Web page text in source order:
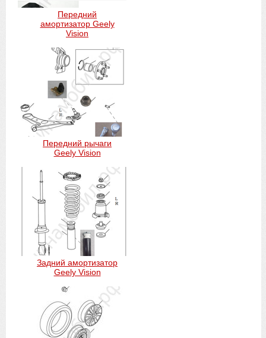
Передний
амортизатор Geely
Vision
Передний рычаги
Geely Vision
Задний амортизатор
Geely Vision